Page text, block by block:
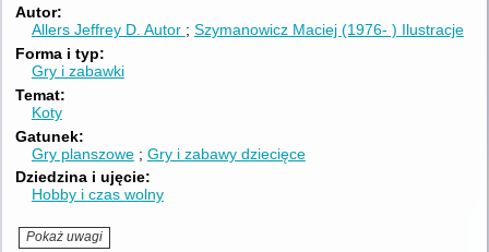
Autor
Allers Jeffrey D. Autor Szymanowicz Maciej (1976- ) Ilustracje
Forma i typ
Gry i zabawki
Temat
Koty
Gatunek
Gry planszowe
Gry i zabawy dziecięce
Dziedzina i ujęcie
Hobby i czas wolny
Pokaż uwagi